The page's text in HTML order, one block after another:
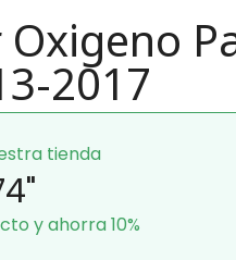
Oxigeno
2017
tienda
y ahorra 10%